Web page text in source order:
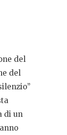
del
del
di un